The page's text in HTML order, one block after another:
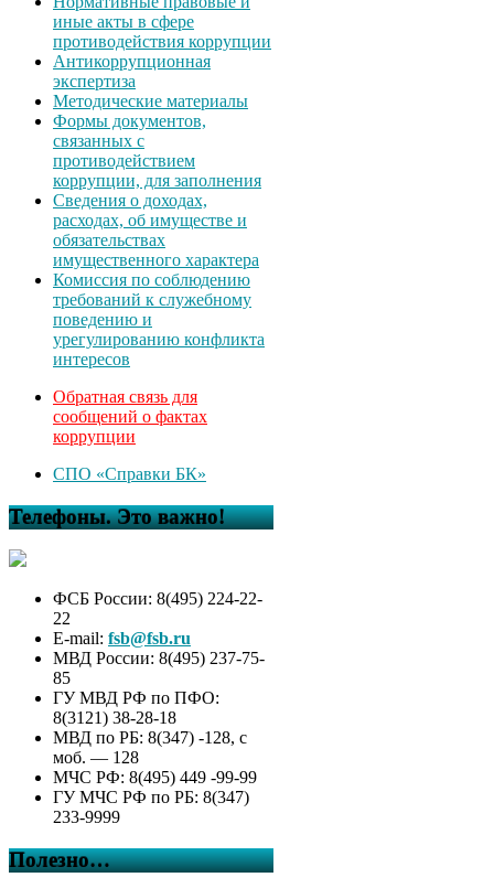
иные акты в сфере
противодействия коррупции
Антикоррупционная
экспертиза
Методические материалы
Формы документов,
связанных с
противодействием
коррупции, для заполнения
Сведения о доходах,
расходах, об имуществе и
обязательствах
имущественного характера
Комиссия по соблюдению
требований к служебному
поведению и
урегулированию конфликта
интересов
Обратная связь для
сообщений о фактах
коррупции
СПО «Справки БК»
Телефоны. Это важно!
ФСБ России: 8(495) 224-22-
22
E-mail: fsb@fsb.ru
МВД России: 8(495) 237-75-
85
ГУ МВД РФ по ПФО:
8(3121) 38-28-18
МВД по РБ: 8(347) -128, с
моб. — 128
МЧС РФ: 8(495) 449 -99-99
ГУ МЧС РФ по РБ: 8(347)
233-9999
Полезно…